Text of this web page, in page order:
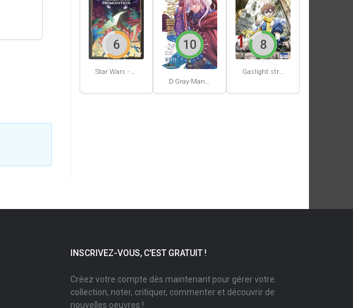
6
D.Gray-Man #29
10 8
INSCRIVEZ-VOUS, C'EST GRATUIT !
Créez votre compte dès maintenant pour gérer votre
collection, noter, critiquer, commenter et découvrir de
nouvelles oeuvres !